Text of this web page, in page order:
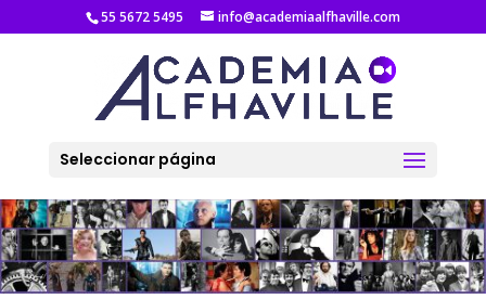
55 5672 5495 info@academiaalfhaville.com
Seleccionar página